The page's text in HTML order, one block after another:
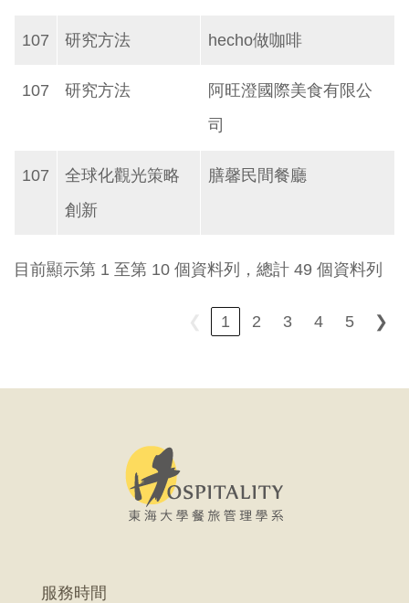
107 研究方法 hecho做咖啡
107 研究方法
阿旺澄國際美食有限公
司
107
全球化觀光策略
創新
膳馨民間餐廳
目前顯示第 1 至第 10 個資料列，總計 49 個資料列
1 2 3 4 5 ❯
服務時間